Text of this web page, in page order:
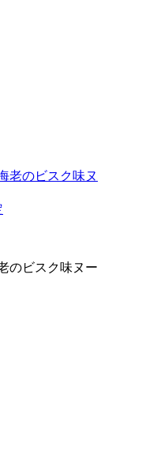
のビスク味ヌー